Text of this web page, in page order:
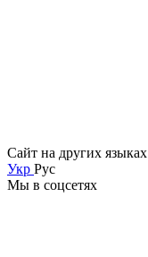
Сайт на других языках
Укр Рус
Мы в соцсетях